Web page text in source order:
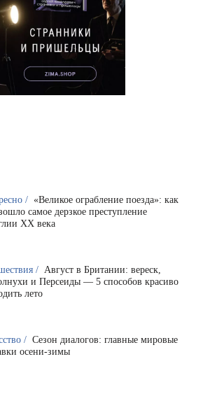
/ «Великое ограбление поезда»: как
самое дерзкое преступление
XX века
/ Август в Британии: вереск,
и Персеиды — 5 способов красиво
лето
/ Сезон диалогов: главные мировые
осени-зимы